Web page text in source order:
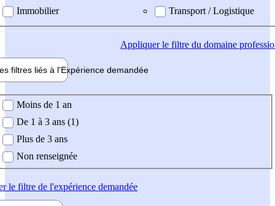
Immobilier
Transport / Logistique
Appliquerle filtre du domaine
filtres liés à l'Expérience demandée
demandée
Moins de 1 an
De 1 à 3 ans (1)
Plus de 3 ans
Non renseignée
le filtre de l'expérience demandée